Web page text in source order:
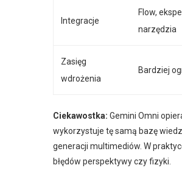
Integracje
Flow,
narzędzia
Zasięg
wdrożenia
Bardziej
Ciekawostka: Gemini Omni
wykorzystuje tę samą bazę
generacji multimediów. W
błędów perspektywy czy fizyki.